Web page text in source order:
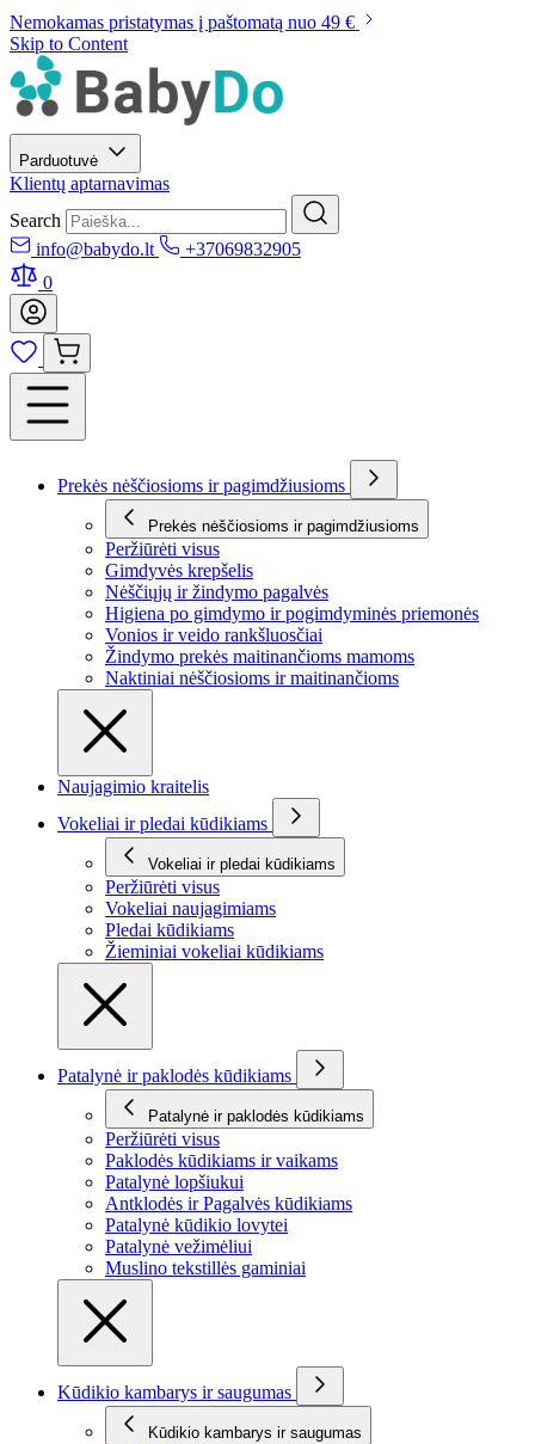
Nemokamas pristatymas į paštomatą nuo 49 €
Skip to Content
Parduotuvė
Klientų aptarnavimas
Search
info@babydo.lt
+37069832905
0
Prekės nėščiosioms ir pagimdžiusioms
Prekės nėščiosioms ir pagimdžiusioms
Peržiūrėti visus
Gimdyvės krepšelis
Nėščiųjų ir žindymo pagalvės
Higiena po gimdymo ir pogimdyminės priemonės
Vonios ir veido rankšluosčiai
Žindymo prekės maitinančioms mamoms
Naktiniai nėščiosioms ir maitinančioms
Naujagimio kraitelis
Vokeliai ir pledai kūdikiams
Vokeliai ir pledai kūdikiams
Peržiūrėti visus
Vokeliai naujagimiams
Pledai kūdikiams
Žieminiai vokeliai kūdikiams
Patalynė ir paklodės kūdikiams
Patalynė ir paklodės kūdikiams
Peržiūrėti visus
Paklodės kūdikiams ir vaikams
Patalynė lopšiukui
Antklodės ir Pagalvės kūdikiams
Patalynė kūdikio lovytei
Patalynė vežimėliui
Muslino tekstillės gaminiai
Kūdikio kambarys ir saugumas
Kūdikio kambarys ir saugumas